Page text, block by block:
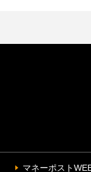
マネーポスト